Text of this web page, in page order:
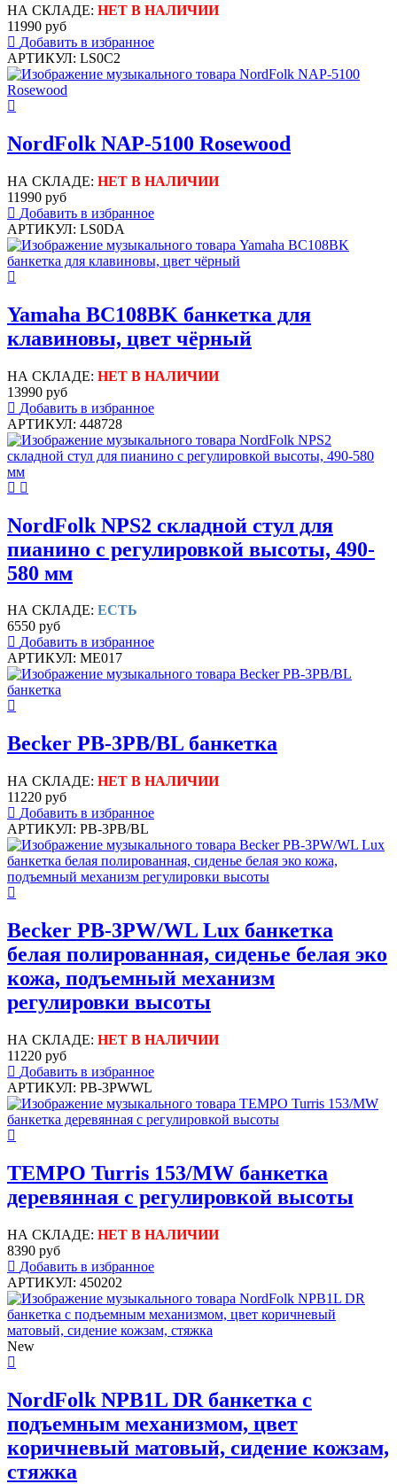
НА СКЛАДЕ: НЕТ В НАЛИЧИИ
11990 руб
Добавить в избранное
АРТИКУЛ: LS0C2
NordFolk NAP-5100 Rosewood
НА СКЛАДЕ: НЕТ В НАЛИЧИИ
11990 руб
Добавить в избранное
АРТИКУЛ: LS0DA
Yamaha BC108BK банкетка для
клавиновы, цвет чёрный
НА СКЛАДЕ: НЕТ В НАЛИЧИИ
13990 руб
Добавить в избранное
АРТИКУЛ: 448728
NordFolk NPS2 складной стул для
пианино с регулировкой высоты, 490-
580 мм
НА СКЛАДЕ: ЕСТЬ
6550 руб
Добавить в избранное
АРТИКУЛ: ME017
Becker PB-3PB/BL банкетка
НА СКЛАДЕ: НЕТ В НАЛИЧИИ
11220 руб
Добавить в избранное
АРТИКУЛ: PB-3PB/BL
Becker PB-3PW/WL Lux банкетка
белая полированная, сиденье белая эко
кожа, подъемный механизм
регулировки высоты
НА СКЛАДЕ: НЕТ В НАЛИЧИИ
11220 руб
Добавить в избранное
АРТИКУЛ: PB-3PWWL
TEMPO Turris 153/MW банкетка
деревянная с регулировкой высоты
НА СКЛАДЕ: НЕТ В НАЛИЧИИ
8390 руб
Добавить в избранное
АРТИКУЛ: 450202
New
NordFolk NPB1L DR банкетка с
подъемным механизмом, цвет
коричневый матовый, сидение кожзам,
стяжка